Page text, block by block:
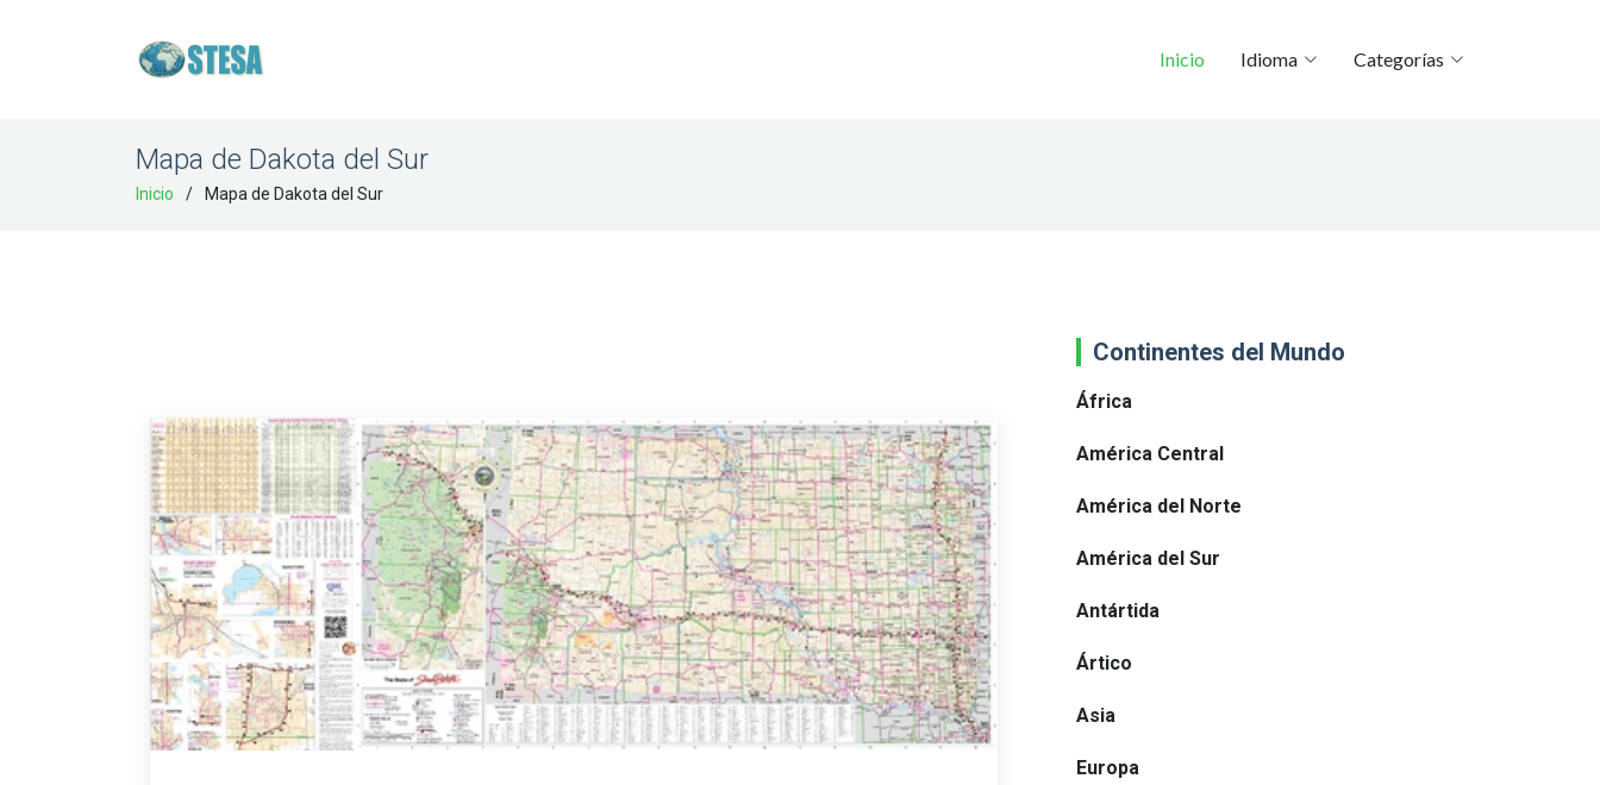
Inicio Idioma Categorías
Mapa de Dakota del Sur
Inicio Mapa de Dakota del Sur
Continentes del Mundo
África
América Central
América del Norte
América del Sur
Antártida
Ártico
Asia
Europa